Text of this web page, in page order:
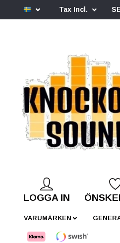
Tax Incl.
LOGGA IN
VARUMÄRKEN